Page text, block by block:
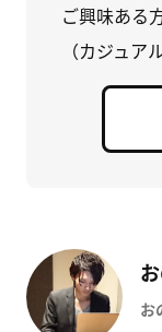
ご興味ある
（カジュア
お